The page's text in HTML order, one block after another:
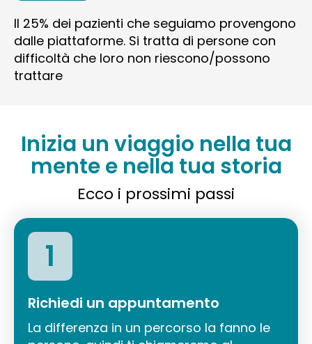
Il 25% dei pazienti che seguiamo provengono
dalle piattaforme. Si tratta di persone con
difficoltà che loro non riescono/possono
trattare
Inizia un viaggio nella tua
mente e nella tua storia
Ecco i prossimi passi
1
Richiedi un appuntamento
La differenza in un percorso la fanno le